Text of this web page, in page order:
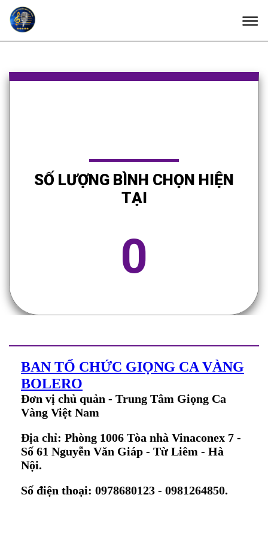
SỐ LƯỢNG BÌNH CHỌN HIỆN
TẠI
0
BAN TỔ CHỨC GIỌNG CA VÀNG
BOLERO
Đơn vị chủ quản - Trung Tâm Giọng Ca
Vàng Việt Nam
Địa chỉ: Phòng 1006 Tòa nhà Vinaconex 7 -
Số 61 Nguyễn Văn Giáp - Từ Liêm - Hà
Nội.
Số điện thoại: 0978680123 - 0981264850.